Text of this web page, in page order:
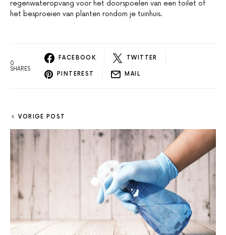
regenwateropvang voor het doorspoelen van een toilet of
het besproeien van planten rondom je tuinhuis.
0
SHARES
FACEBOOK TWITTER
PINTEREST MAIL
VORIGE POST